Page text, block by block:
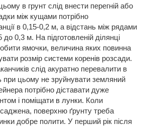
в грунт слід внести перегній або
між кущами потрібно
в 0,15-0,2 м, а відстань між рядами
0,3 м. На підготовленій ділянці
ямочки, величина яких повинна
розмір системи коренів розсади.
слід акуратно перевалити в
при цьому не зруйнувати земляний
потрібно діставати дуже
і поміщати в лунки. Коли
поверхню ґрунту треба
добре полити. У перший рік після